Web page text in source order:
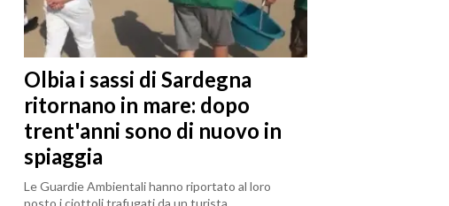
Olbia i sassi di Sardegna
ritornano in mare: dopo
trent'anni sono di nuovo in
spiaggia
Le Guardie Ambientali hanno riportato al loro
posto i ciottoli trafugati da un turista